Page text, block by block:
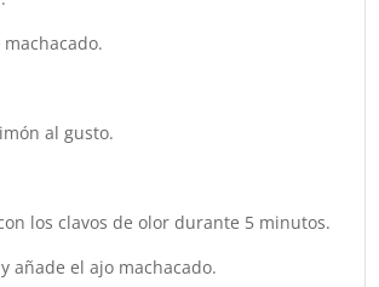
al gusto.
los clavos de olor durante 5 minutos.
añade el ajo machacado.